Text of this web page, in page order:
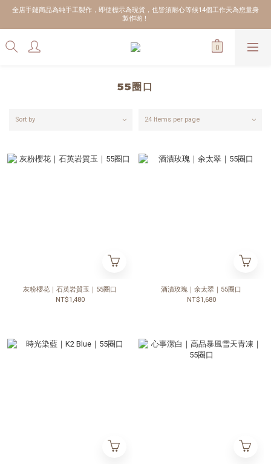
全店手鏈商品為純手工製作，即使標示為現貨，也皆須耐心等候14個工作天為您量身
製作喲！
55圈口
Sort by 24 Items per page
灰粉櫻花｜石英岩質玉｜55圈口
NT$1,480
酒漬玫瑰｜余太翠｜55圈口
NT$1,680